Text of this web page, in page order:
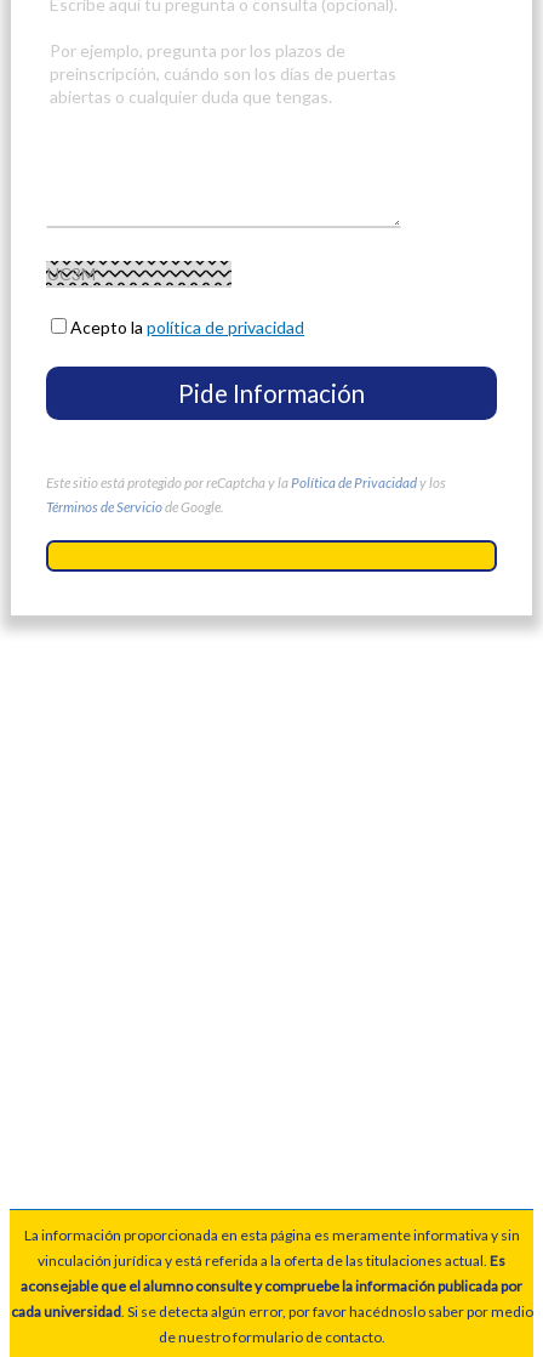
Acepto lapolítica de privacidad
Este sitio está protegido por reCaptcha y la Política de Privacidady los
Términos de Serviciode Google.
La información proporcionada en esta página es meramente informativa y sin
vinculación jurídica y está referida a la oferta de las titulaciones actual. Es
aconsejable que el alumno consulte y compruebe la información publicada por
cada universidad. Si se detecta algún error, por favor hacédnoslo saber por medio
de nuestro formulario de contacto.